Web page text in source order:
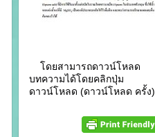
โดยสามารถดาวน์โหลด
บทความได้โดยคลิกปุ่ม
ดาวน์โหลด (ดาวน์โหลด ครั้ง)